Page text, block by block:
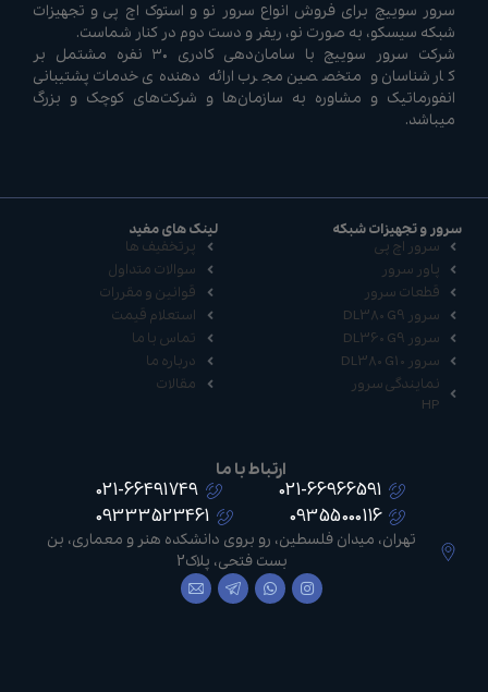
سرور سوییچ برای فروش انواع سرور نو و استوک اچ پی و تجهیزات
شبکه سیسکو، به صورت نو، ریفر و دست دوم در کنار شماست.
شرکت سرور سوییچ با سامان‌دهی کادری ۳۰ نفره مشتمل بر
کارشناسان و متخصصین مجرب ارائه دهنده‌ی خدمات پشتیبانی
انفورماتیک و مشاوره به سازمان‌ها و شرکت‌های کوچک و بزرگ
میباشد.
سرور و تجهیزات شبکه
سرور اچ پی
پاور سرور
قطعات سرور
سرور DL380 G9
سرور DL360 G9
سرور DL380 G10
نمایندگی سرور
HP
لینک های مفید
پرتخفیف ها
سوالات متداول
قوانین و مقررات
استعلام قیمت
تماس با ما
درباره ما
مقالات
ارتباط با ما
021-66966591
021-66491749
09355000116
09333523461
تهران، میدان فلسطین، رو بروی دانشکده هنر و معماری، بن
بست فتحی، پلاک2